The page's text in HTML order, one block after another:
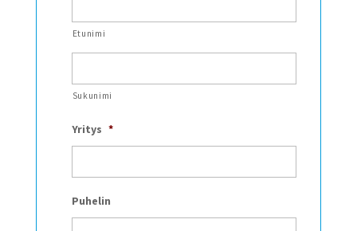
Etunimi
Sukunimi
Yritys *
Puhelin